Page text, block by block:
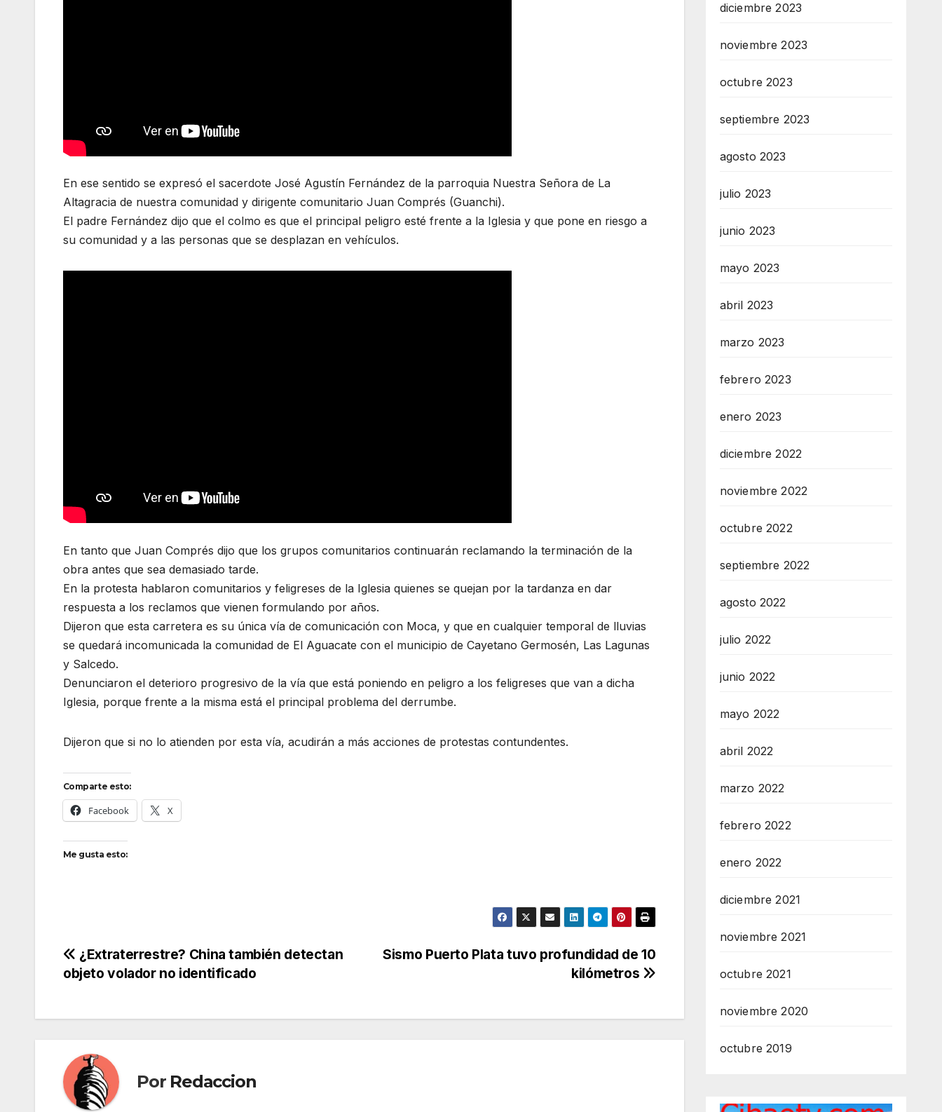
En ese sentido se expresó el sacerdote José Agustín Fernández de la parroquia Nuestra Señora de La
Altagracia de nuestra comunidad y dirigente comunitario Juan Comprés (Guanchi).
El padre Fernández dijo que el colmo es que el principal peligro esté frente a la Iglesia y que pone en riesgo a
su comunidad y a las personas que se desplazan en vehículos.
En tanto que Juan Comprés dijo que los grupos comunitarios continuarán reclamando la terminación de la
obra antes que sea demasiado tarde.
En la protesta hablaron comunitarios y feligreses de la Iglesia quienes se quejan por la tardanza en dar
respuesta a los reclamos que vienen formulando por años.
Dijeron que esta carretera es su única vía de comunicación con Moca, y que en cualquier temporal de lluvias
se quedará incomunicada la comunidad de El Aguacate con el municipio de Cayetano Germosén, Las Lagunas
y Salcedo.
Denunciaron el deterioro progresivo de la vía que está poniendo en peligro a los feligreses que van a dicha
Iglesia, porque frente a la misma está el principal problema del derrumbe.
Dijeron que si no lo atienden por esta vía, acudirán a más acciones de protestas contundentes.
Comparte esto:
Facebook X
Me gusta esto:
Navegación
de
entradas
Sismo Puerto Plata tuvo profundidad de 10
kilómetros
¿Extraterrestre? China también detectan
objeto volador no identificado
Por Redaccion
diciembre 2023
noviembre 2023
octubre 2023
septiembre 2023
agosto 2023
julio 2023
junio 2023
mayo 2023
abril 2023
marzo 2023
febrero 2023
enero 2023
diciembre 2022
noviembre 2022
octubre 2022
septiembre 2022
agosto 2022
julio 2022
junio 2022
mayo 2022
abril 2022
marzo 2022
febrero 2022
enero 2022
diciembre 2021
noviembre 2021
octubre 2021
noviembre 2020
octubre 2019